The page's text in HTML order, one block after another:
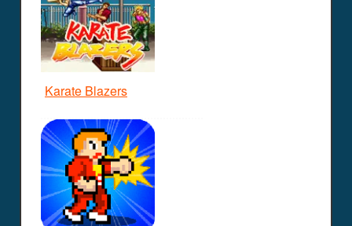
Karate Blazers